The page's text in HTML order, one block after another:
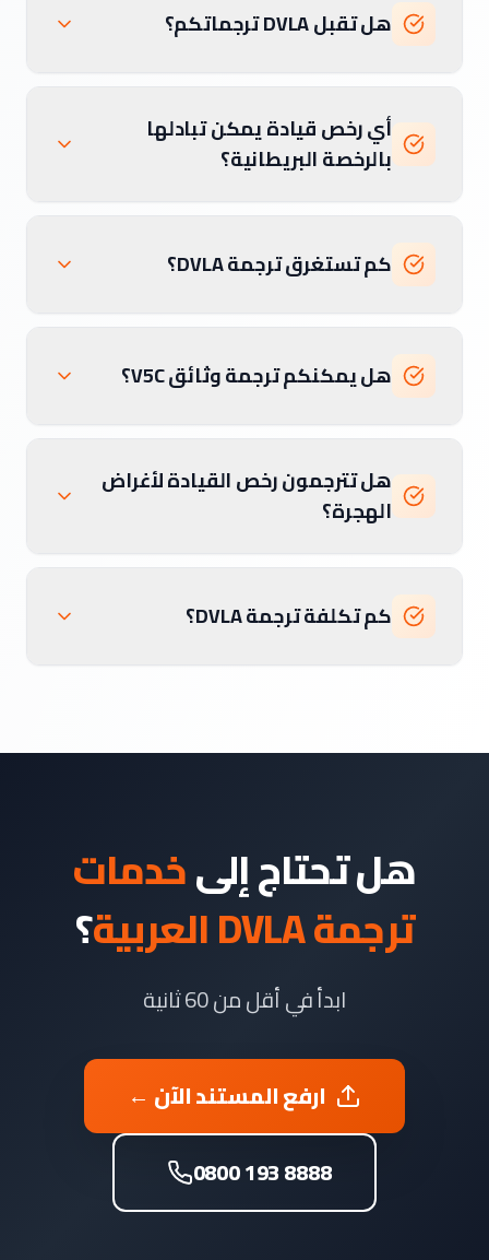
هل تقبل DVLA ترجماتكم؟
أي رخص قيادة يمكن تبادلها
بالرخصة البريطانية؟
كم تستغرق ترجمة DVLA؟
هل يمكنكم ترجمة وثائق V5C؟
هل تترجمون رخص القيادة لأغراض
الهجرة؟
كم تكلفة ترجمة DVLA؟
هل تحتاج إلىخدمات
ترجمة DVLA العربية ؟
ابدأ في أقل من 60 ثانية
ارفع المستند الآن ←
0800 193 8888